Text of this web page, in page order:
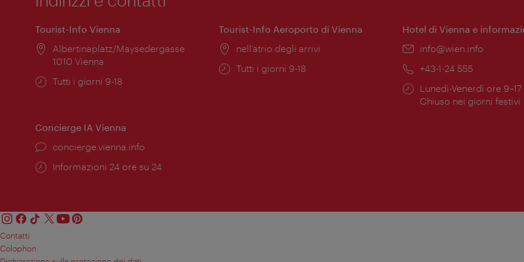
Tourist-Info Vienna
Posizione:
Albertinaplatz/Maysedergasse
1010 Vienna
Orari
Tutti i giorni 9-18
Tourist-Info Aeroporto di Vienna
Posizione:
nell’atrio degli arrivi
Orari
Tutti i giorni 9-18
Hotel di Vienna e
Email:
info@wien.info
Telefono:
+43-1-24 555
Orari
di
Lunedì-Venerdì ore 9–17
Chiuso nei giorni festivi
Concierge IA Vienna
Ort:
concierge.vienna.info
Öffnungszeiten:
Informazioni 24 ore su 24
Contatti
Colophon